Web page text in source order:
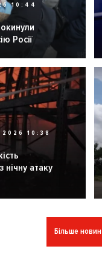
10:44
Росії
10:38
нічну атаку
Більше новин